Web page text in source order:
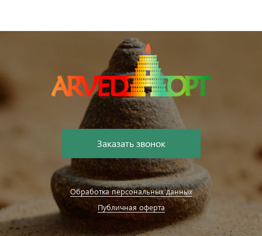
Заказать звонок
Обработка персональных данных
Публичная оферта